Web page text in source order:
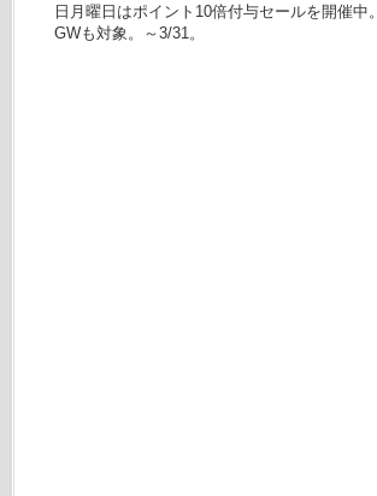
日月曜日はポイント10倍付与セールを開催中。
GWも対象。～3/31。